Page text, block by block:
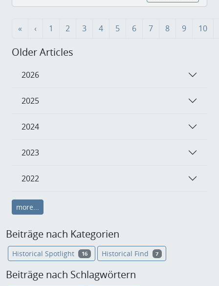
« ‹ 1 2 3 4 5 6 7 8 9 10
Older Articles
2026
2025
2024
2023
2022
more...
Beiträge nach Kategorien
Historical Spotlight 16 Historical Find 7
Beiträge nach Schlagwörtern